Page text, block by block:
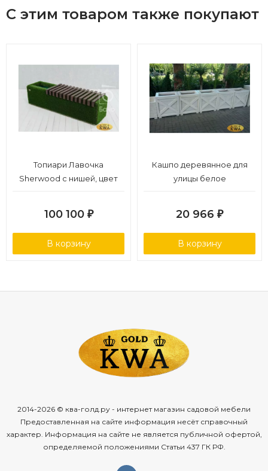
С этим товаром также покупают
Топиари Лавочка
Sherwood с нишей, цвет
100 100 ₽
В корзину
Кашпо деревянное для
улицы белое
20 966 ₽
В корзину
2014-2026 © ква-голд.ру - интернет магазин садовой мебели
Предоставленная на сайте информация несёт справочный
характер. Информация на сайте не является публичной офертой,
определяемой положениями Статьи 437 ГК РФ.